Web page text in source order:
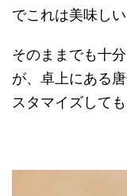
でこれは美味しい
そのままでも十
が、卓上にある
スタマイズして